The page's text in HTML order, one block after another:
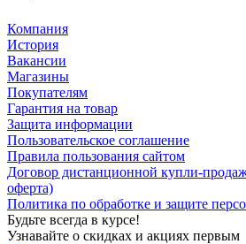
Компания
История
Вакансии
Магазины
Покупателям
Гарантия на товар
Защита информации
Пользовательское соглашение
Правила пользования сайтом
Договор дистанционной купли-
оферта)
Политика по обработке и защите
Будьте всегда в курсе!
Узнавайте о скидках и акциях первым